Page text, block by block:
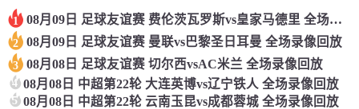
1 08月09日 足球友谊赛 费伦茨瓦罗斯vs皇家马德里 全场录像回放
2 08月09日 足球友谊赛 曼联vs巴黎圣日耳曼 全场录像回放
3 08月08日 足球友谊赛 切尔西vsAC米兰 全场录像回放
4 08月08日 中超第22轮 大连英博vs辽宁铁人 全场录像回放
5 08月08日 中超第22轮 云南玉昆vs成都蓉城 全场录像回放